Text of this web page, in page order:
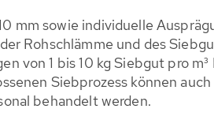
mm sowie individuelle
Rohschlämme und des
von 1 bis 10 kg Siebgut pro
Siebprozess können
behandelt werden.